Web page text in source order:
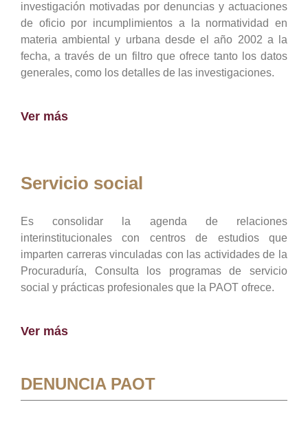
investigación motivadas por denuncias y actuaciones
de oficio por incumplimientos a la normatividad en
materia ambiental y urbana desde el año 2002 a la
fecha, a través de un filtro que ofrece tanto los datos
generales, como los detalles de las investigaciones.
Ver más
Servicio social
Es consolidar la agenda de relaciones
interinstitucionales con centros de estudios que
imparten carreras vinculadas con las actividades de la
Procuraduría, Consulta los programas de servicio
social y prácticas profesionales que la PAOT ofrece.
Ver más
DENUNCIA PAOT